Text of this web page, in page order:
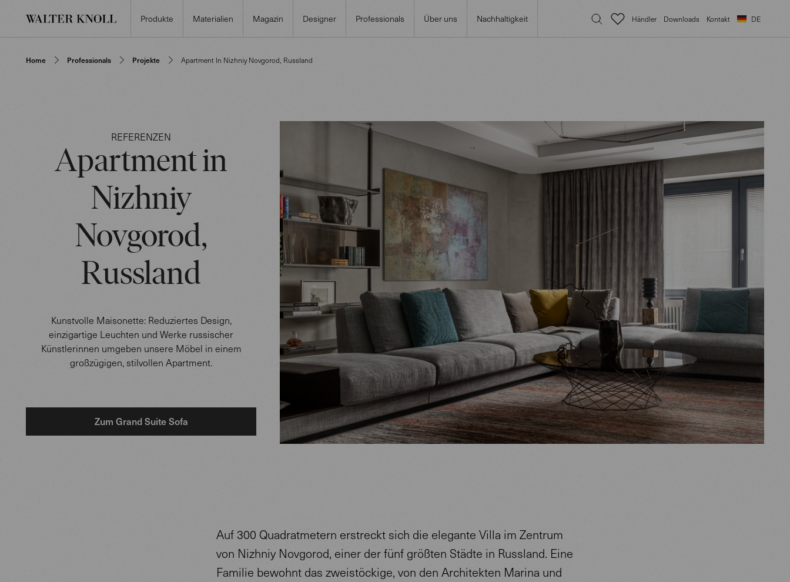
Produkte Materialien Magazin Designer Professionals Über uns Nachhaltigkeit Händler Downloads Kontakt DE
Home Professionals Projekte Apartment In Nizhniy Novgorod, Russland
REFERENZEN
Apartment in
Nizhniy
Novgorod,
Russland
Kunstvolle Maisonette: Reduziertes Design,
einzigartige Leuchten und Werke russischer
Künstlerinnen umgeben unsere Möbel in einem
großzügigen, stilvollen Apartment.
Zum Grand Suite Sofa
Auf 300 Quadratmetern erstreckt sich die elegante Villa im Zentrum
von Nizhniy Novgorod, einer der fünf größten Städte in Russland. Eine
Familie bewohnt das zweistöckige, von den Architekten Marina und